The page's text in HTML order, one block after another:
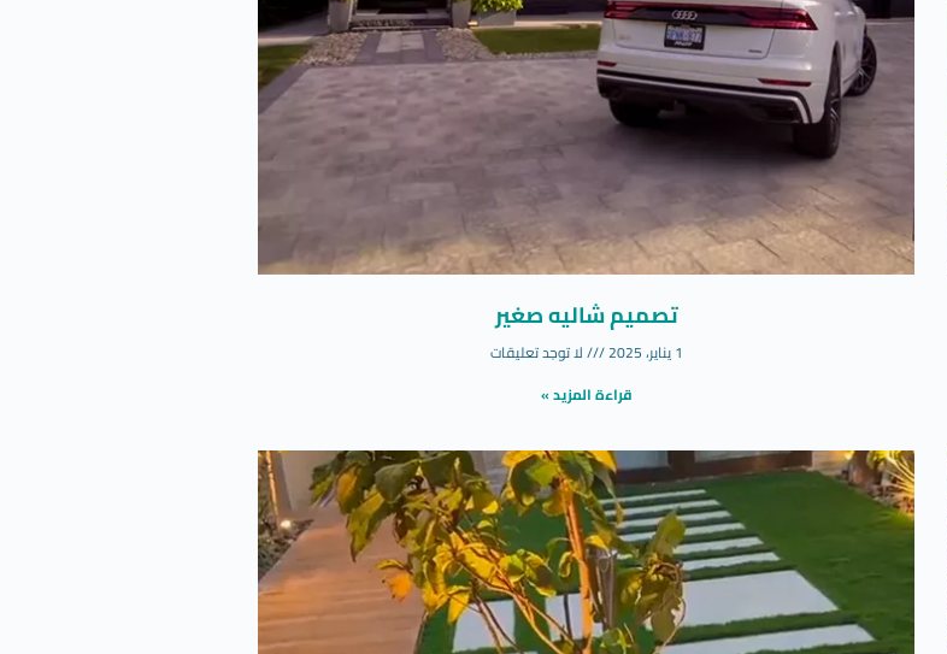
تصميم شاليه صغير
1 يناير، 2025
لا توجد تعليقات
قراءة المزيد »